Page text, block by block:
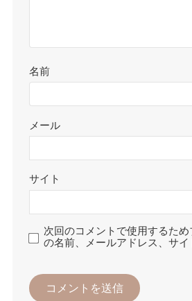
名前
メール
サイト
次回のコメントで使用するた
の名前、メールアドレス、サイ